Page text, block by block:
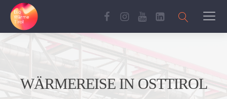
WÄRMEREISE IN OSTTIROL